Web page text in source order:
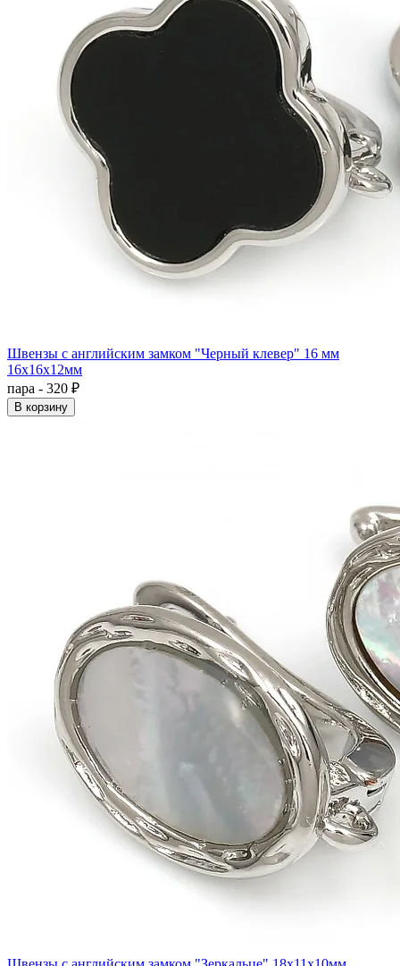
Швензы с английским замком "Черный клевер" 16 мм
16x16x12мм
пара - 320 ₽
В корзину